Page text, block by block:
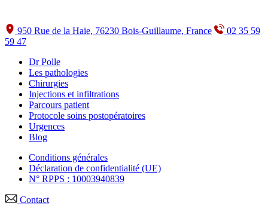
950 Rue de la Haie, 76230 Bois-Guillaume, France
02 35 59
59 47
Dr Polle
Les pathologies
Chirurgies
Injections et infiltrations
Parcours patient
Protocole soins postopératoires
Urgences
Blog
Conditions générales
Déclaration de confidentialité (UE)
N° RPPS : 10003940839
Contact